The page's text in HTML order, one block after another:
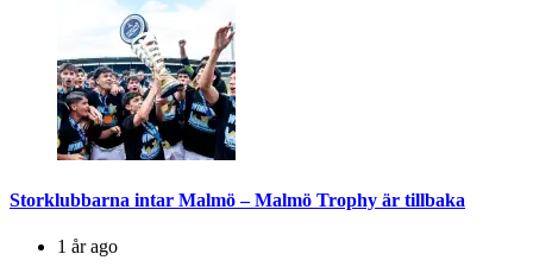
Storklubbarna intar Malmö – Malmö Trophy är tillbaka
1 år ago